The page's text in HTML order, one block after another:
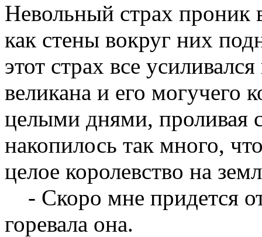
Невольный страх проник
как стены вокруг них
этот страх все
великана и его могучего
целыми днями, проливая
накопилось так много,
целое королевство на
- Скоро мне придется
горевала она.